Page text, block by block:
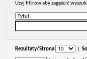
Uzyj filtrów aby zagęścić
Rezultaty/Strona